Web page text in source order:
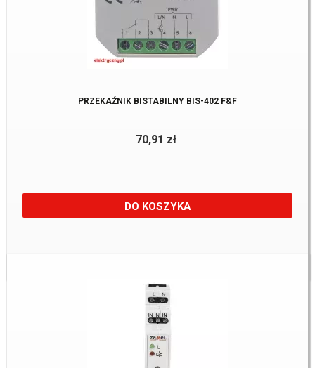
PRZEKAŹNIK BISTABILNY BIS-402 F&F
70,91 zł
DO KOSZYKA
Dostępne:3 Szt.